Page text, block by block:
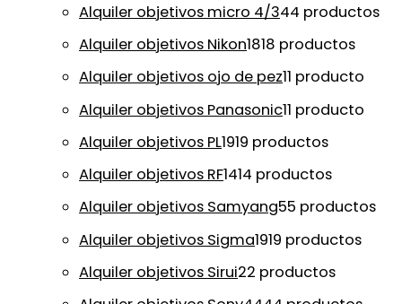
Alquiler objetivos micro 4/344 productos
Alquiler objetivos Nikon1818 productos
Alquiler objetivos ojo de pez11 producto
Alquiler objetivos Panasonic11 producto
Alquiler objetivos PL1919 productos
Alquiler objetivos RF1414 productos
Alquiler objetivos Samyang55 productos
Alquiler objetivos Sigma1919 productos
Alquiler objetivos Sirui22 productos